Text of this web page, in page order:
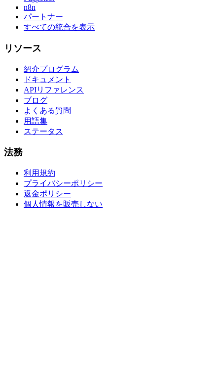
n8n
パートナー
すべての統合を表示
リソース
紹介プログラム
ドキュメント
APIリファレンス
ブログ
よくある質問
用語集
ステータス
法務
利用規約
プライバシーポリシー
返金ポリシー
個人情報を販売しない